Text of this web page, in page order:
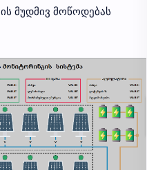
მუდმივ მოწოდებას